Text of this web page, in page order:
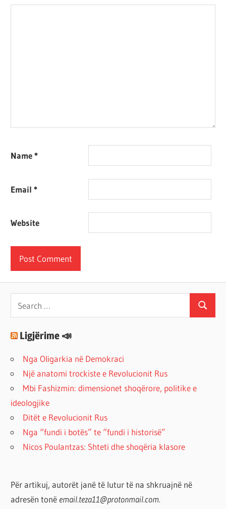
Name*
Email*
Website
for:
Search
Ligjërime 📣
Nga Oligarkia në Demokraci
Një anatomi trockiste e Revolucionit Rus
Mbi Fashizmin: dimensionet shoqërore, politike e
ideologjike
Ditët e Revolucionit Rus
Nga “fundi i botës” te “fundi i historisë”
Nicos Poulantzas: Shteti dhe shoqëria klasore
Për artikuj, autorët janë të lutur të na shkruajnë në
adresën tonë email.teza11@protonmail.com.